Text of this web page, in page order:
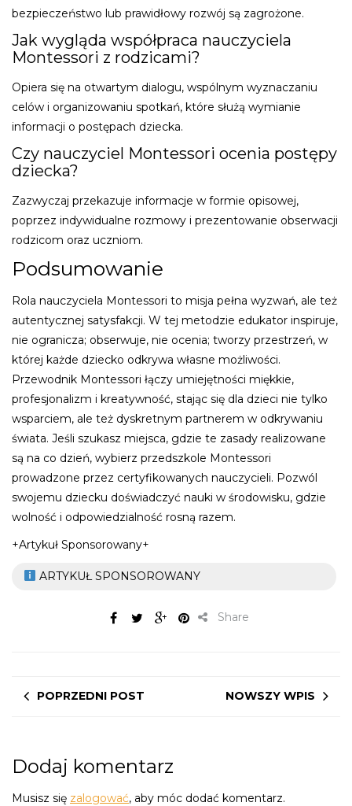
bezpieczeństwo lub prawidłowy rozwój są zagrożone.
Jak wygląda współpraca nauczyciela
Montessori z rodzicami?
Opiera się na otwartym dialogu, wspólnym wyznaczaniu
celów i organizowaniu spotkań, które służą wymianie
informacji o postępach dziecka.
Czy nauczyciel Montessori ocenia postępy
dziecka?
Zazwyczaj przekazuje informacje w formie opisowej,
poprzez indywidualne rozmowy i prezentowanie obserwacji
rodzicom oraz uczniom.
Podsumowanie
Rola nauczyciela Montessori to misja pełna wyzwań, ale też
autentycznej satysfakcji. W tej metodzie edukator inspiruje,
nie ogranicza; obserwuje, nie ocenia; tworzy przestrzeń, w
której każde dziecko odkrywa własne możliwości.
Przewodnik Montessori łączy umiejętności miękkie,
profesjonalizm i kreatywność, stając się dla dzieci nie tylko
wsparciem, ale też dyskretnym partnerem w odkrywaniu
świata. Jeśli szukasz miejsca, gdzie te zasady realizowane
są na co dzień, wybierz przedszkole Montessori
prowadzone przez certyfikowanych nauczycieli. Pozwól
swojemu dziecku doświadczyć nauki w środowisku, gdzie
wolność i odpowiedzialność rosną razem.
+Artykuł Sponsorowany+
ARTYKUŁ SPONSOROWANY
Share
POPRZEDNI POST NOWSZY WPIS
Dodaj komentarz
Musisz się zalogować, aby móc dodać komentarz.